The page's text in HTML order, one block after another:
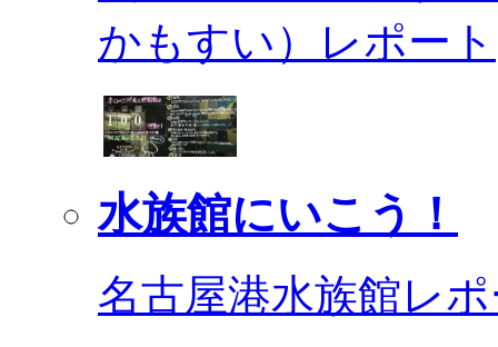
かもすい）レポート
水族館にいこう！
名古屋港水族館レ